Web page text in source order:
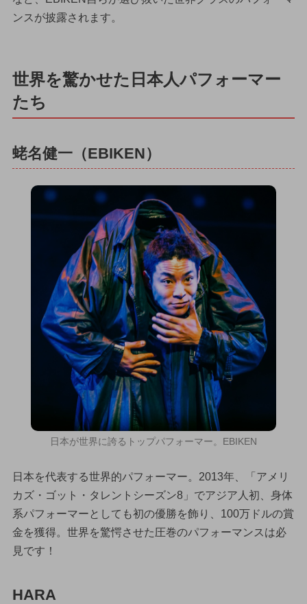
ンスが披露されます。
世界を驚かせた日本人パフォーマー
たち
蛯名健一（EBIKEN）
日本が世界に誇るトップパフォーマー。EBIKEN
日本を代表する世界的パフォーマー。2013年、「アメリ
カズ・ゴット・タレントシーズン8」でアジア人初、身体
系パフォーマーとしても初の優勝を飾り、100万ドルの賞
金を獲得。世界を驚愕させた圧巻のパフォーマンスは必
見です！
HARA